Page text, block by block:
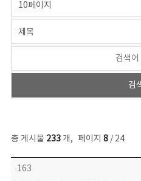
총 게시물 233개, 페이지 8/ 24
보도자료 목록 - 번호, 제목, 작성자, 파일, 조회수, 작성일 정보 제공
163